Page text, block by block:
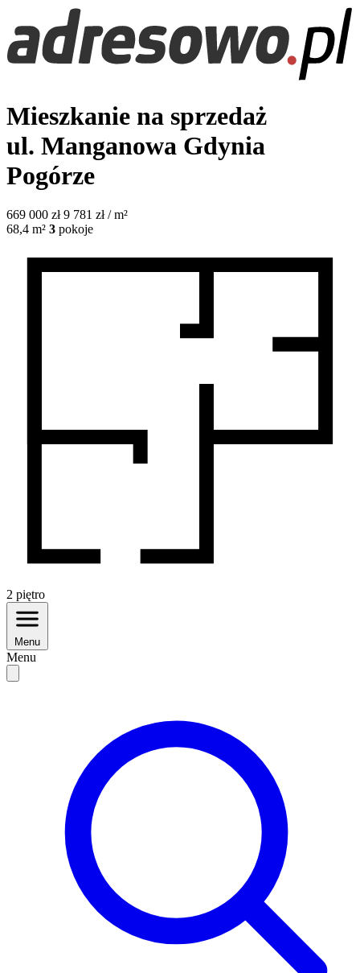
Mieszkanie na sprzedaż
ul. Manganowa Gdynia
Pogórze
669 000 zł 9 781 zł / m²
68,4 m² 3 pokoje
2 piętro
Menu
Menu